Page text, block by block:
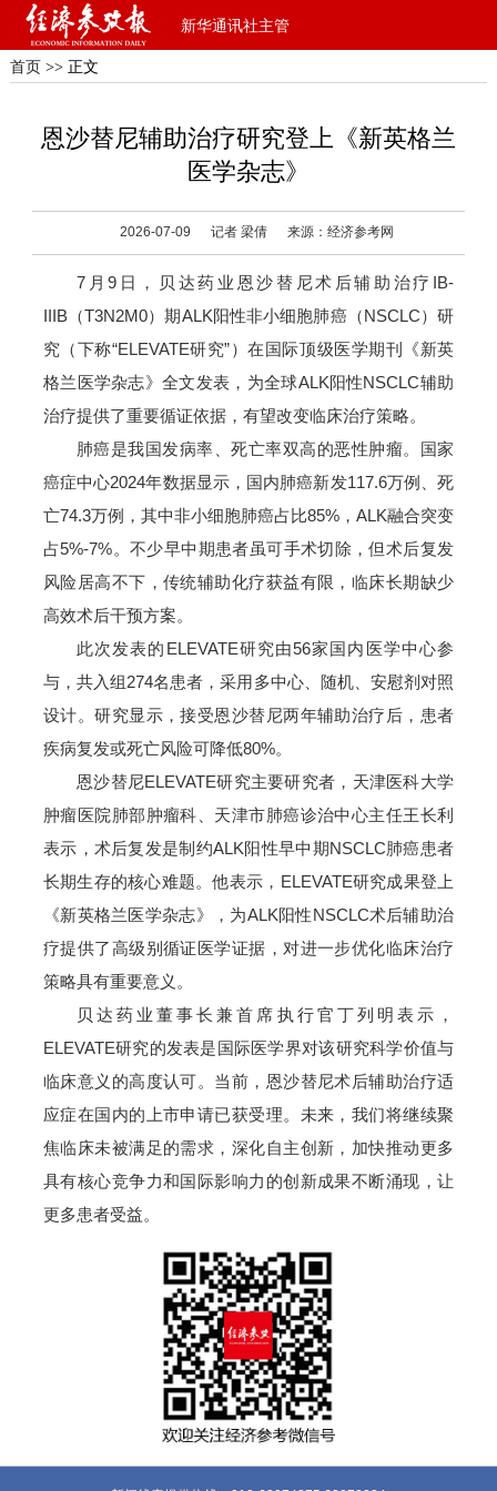
新华通讯社主管
首页 >> 正文
恩沙替尼辅助治疗研究登上《新英格兰
医学杂志》
2026-07-09 记者 梁倩 来源：经济参考网
7月9日，贝达药业恩沙替尼术后辅助治疗IB-
IIIB（T3N2M0）期ALK阳性非小细胞肺癌（NSCLC）研
究（下称“ELEVATE研究”）在国际顶级医学期刊《新英
格兰医学杂志》全文发表，为全球ALK阳性NSCLC辅助
治疗提供了重要循证依据，有望改变临床治疗策略。
肺癌是我国发病率、死亡率双高的恶性肿瘤。国家
癌症中心2024年数据显示，国内肺癌新发117.6万例、死
亡74.3万例，其中非小细胞肺癌占比85%，ALK融合突变
占5%-7%。不少早中期患者虽可手术切除，但术后复发
风险居高不下，传统辅助化疗获益有限，临床长期缺少
高效术后干预方案。
此次发表的ELEVATE研究由56家国内医学中心参
与，共入组274名患者，采用多中心、随机、安慰剂对照
设计。研究显示，接受恩沙替尼两年辅助治疗后，患者
疾病复发或死亡风险可降低80%。
恩沙替尼ELEVATE研究主要研究者，天津医科大学
肿瘤医院肺部肿瘤科、天津市肺癌诊治中心主任王长利
表示，术后复发是制约ALK阳性早中期NSCLC肺癌患者
长期生存的核心难题。他表示，ELEVATE研究成果登上
《新英格兰医学杂志》，为ALK阳性NSCLC术后辅助治
疗提供了高级别循证医学证据，对进一步优化临床治疗
策略具有重要意义。
贝达药业董事长兼首席执行官丁列明表示，
ELEVATE研究的发表是国际医学界对该研究科学价值与
临床意义的高度认可。当前，恩沙替尼术后辅助治疗适
应症在国内的上市申请已获受理。未来，我们将继续聚
焦临床未被满足的需求，深化自主创新，加快推动更多
具有核心竞争力和国际影响力的创新成果不断涌现，让
更多患者受益。